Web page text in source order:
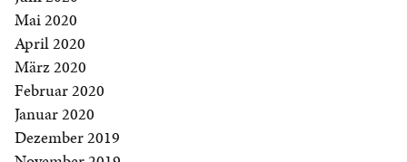
Mai 2020
April 2020
März 2020
Februar 2020
Januar 2020
Dezember 2019